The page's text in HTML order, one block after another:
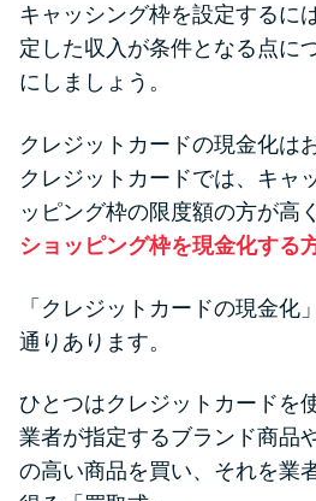
キャッシング枠を設定するに
定した収入が条件となる点に
にしましょう。
クレジットカードの現金化は
クレジットカードでは、キャ
ッピング枠の限度額の方が高
ショッピング枠を現金化する
「クレジットカードの現金化
通りあります。
ひとつはクレジットカードを
業者が指定するブランド商品
の高い商品を買い、それを業